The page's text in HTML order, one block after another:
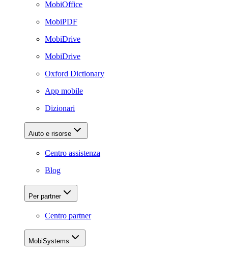
MobiOffice
MobiPDF
MobiDrive
MobiDrive
Oxford Dictionary
App mobile
Dizionari
Aiuto e risorse
Centro assistenza
Blog
Per partner
Centro partner
MobiSystems